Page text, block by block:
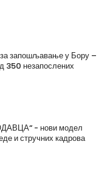
запошљавање у Бору –
350 незапослених
- нови модел
и стручних кадрова